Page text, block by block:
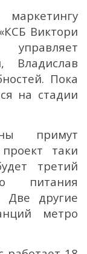
Виктори
Владислав
Пока
на стадии
примут
таки
третий
питания
Две другие
метро